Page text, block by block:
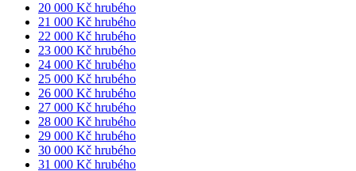
20 000 Kč hrubého
21 000 Kč hrubého
22 000 Kč hrubého
23 000 Kč hrubého
24 000 Kč hrubého
25 000 Kč hrubého
26 000 Kč hrubého
27 000 Kč hrubého
28 000 Kč hrubého
29 000 Kč hrubého
30 000 Kč hrubého
31 000 Kč hrubého